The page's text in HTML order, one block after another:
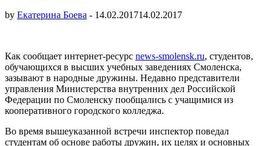
by Екатерина Боева - 14.02.201714.02.2017
Как сообщает интернет-ресурс news-smolensk.ru, студентов,
обучающихся в высших учебных заведениях Смоленска,
зазывают в народные дружины. Недавно представители
управления Министерства внутренних дел Российской
Федерации по Смоленску пообщались с учащимися из
кооперативного городского колледжа.
Во время вышеуказанной встречи инспектор поведал
студентам об основе работы дружин, их целях и основных